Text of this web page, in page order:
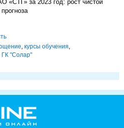
«СТГ» за 2023 год: рост чистой
, курсы обучения,
ГК "Солар"